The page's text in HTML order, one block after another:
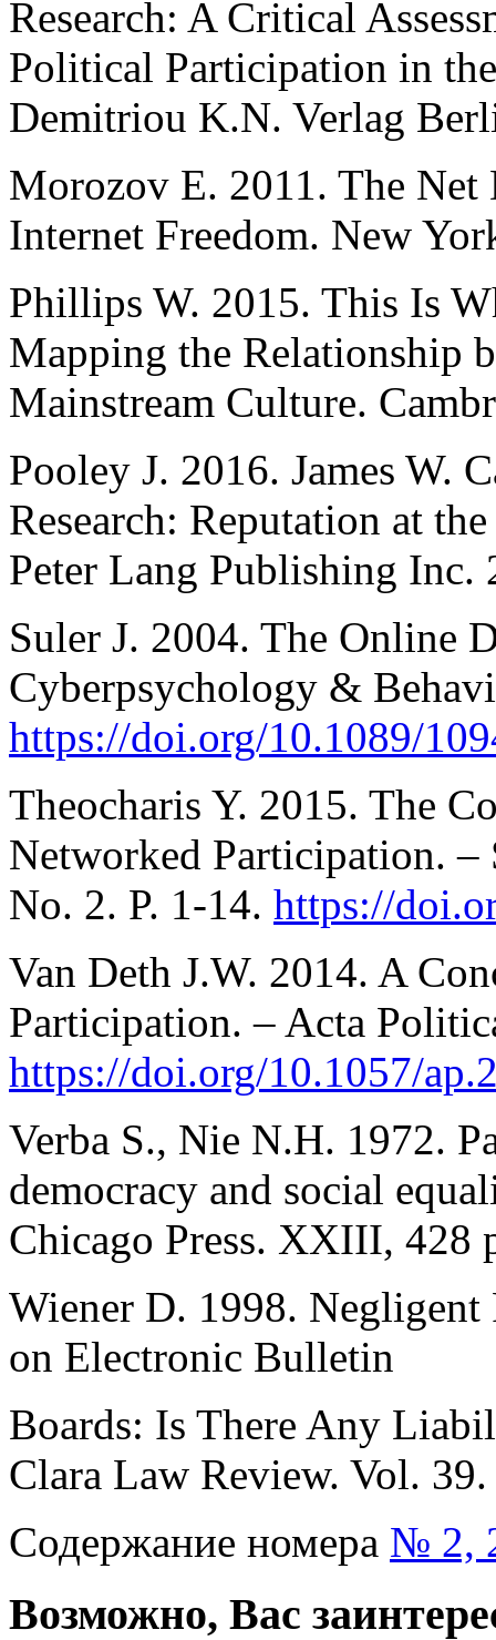
Research: A Critical
Political Participation in
Demitriou K.N. Verlag
Morozov E. 2011. The
Internet Freedom. New
Phillips W. 2015. This Is
Mapping the Relationship
Mainstream Culture.
Pooley J. 2016. James W.
Research: Reputation at
Peter Lang Publishing Inc.
Suler J. 2004. The Online
Cyberpsychology &
https://doi.org/10.1089/
Theocharis Y. 2015. The
Networked Participation.
No. 2. P. 1-14. https://
Van Deth J.W. 2014. A
Participation. – Acta
https://doi.org/10.1057/
Verba S., Nie N.H. 1972.
democracy and social
Chicago Press. XXIII, 428
Wiener D. 1998. Negligent
on Electronic Bulletin
Boards: Is There Any
Clara Law Review. Vol.
Содержание номера № 2,
Возможно, Вас